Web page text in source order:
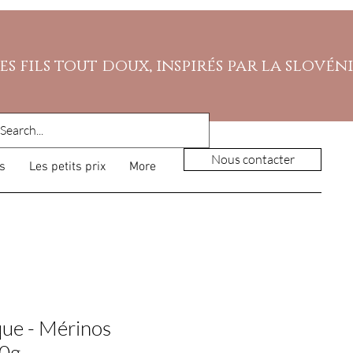
fils tout doux, inspirés par la
Les petits prix More Nous contacter
- Mérinos